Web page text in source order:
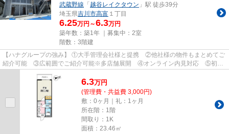
武蔵野線 「 越谷レイクタウン 」駅 徒歩39分
埼玉県吉川市高富 １丁目
6.25万円～6.3万円
築年数：築1年 ｜募集中： 2室
階数：3階建
【ハナグループの強み】 ①大手管理会社様と提携 ②他社様の物件もまとめてご
紹介可能 ③広範囲でご紹介可能※多店舗展開 ④オンライン内見対応 ⑤初期
6.3万円
(管理費・共益費 3,000円)
敷：0ヶ月｜礼：1ヶ月
所在階：1階
間取り：1K
面積：23.46㎡